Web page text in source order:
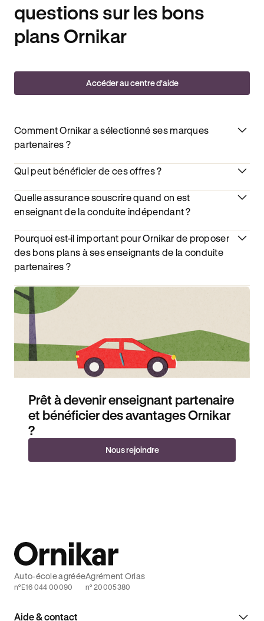
questions sur les bons
plans Ornikar
Accéder au centre d'aide
Comment Ornikar a sélectionné ses marques
partenaires ?
Qui peut bénéficier de ces offres ?
Quelle assurance souscrire quand on est
enseignant de la conduite indépendant ?
Pourquoi est-il important pour Ornikar de proposer
des bons plans à ses enseignants de la conduite
partenaires ?
Prêt à devenir enseignant partenaire
et bénéficier des avantages Ornikar
?
Nous rejoindre
Aide & contact
Auto-école agréée
n°E16 044 00090
Agrément Orias
n° 20005380